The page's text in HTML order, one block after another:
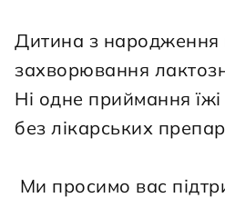
Дитина з народження
захворювання
Ні одне приймання
без лікарських
Ми просимо вас